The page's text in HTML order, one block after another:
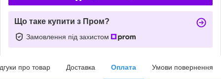
Що таке купити з Пром?
Замовлення під захистом
про товар Доставка Оплата Умови повернення